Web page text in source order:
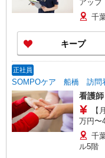
アップ
千
キープ
正社員
SOMPOケア 船橋 訪問
看護師
【
万円〜
手当
れる手当を含
給：
千
ル5階